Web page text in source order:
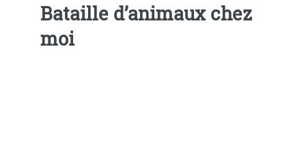
Bataille d’animaux chez
moi